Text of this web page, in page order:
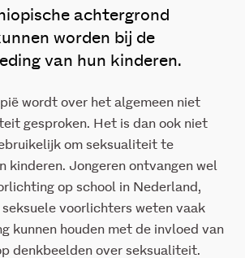
achtergrond
worden bij de
van hun kinderen.
wordt over het algemeen niet
gesproken. Het is dan ook niet
om seksualiteit te
kinderen. Jongeren ontvangen wel
op school in Nederland,
voorlichters weten vaak
kunnen houden met de invloed van
denkbeelden over seksualiteit.